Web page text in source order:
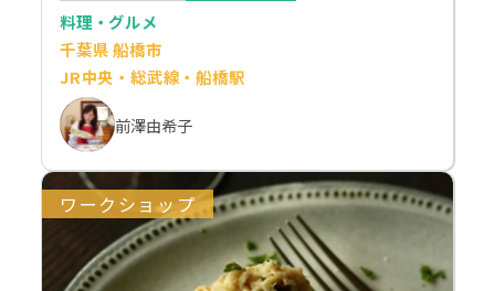
料理・グルメ
千葉県 船橋市
JR中央・総武線・船橋駅
前澤由希子
ワークショップ